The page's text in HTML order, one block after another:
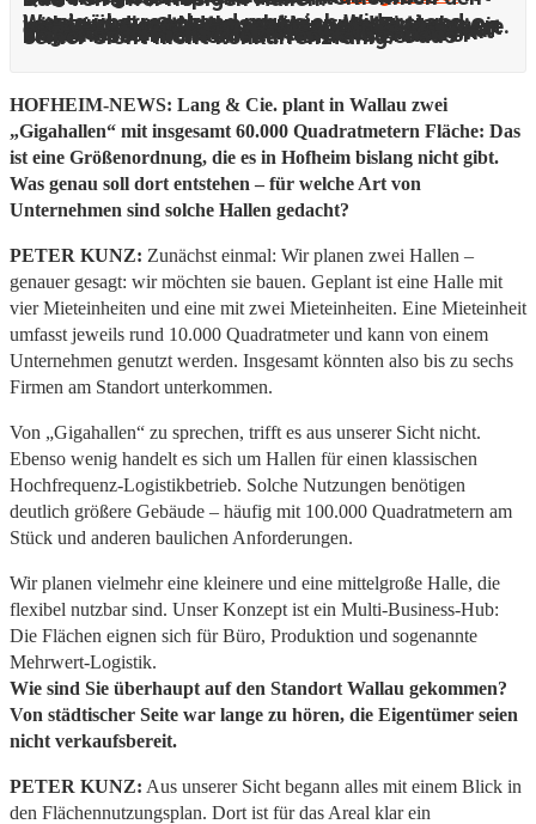
Wenig überraschend regt sich Widerstand: Landwirte und Naturschützer protestieren, während die Stadtkasse dringend Einnahmen benötigt. Peter Kunz, Vorstand bei Lang & Cie. und Entwickler des Projekts, äußert sich jetzt erstmals ausführlich in einem Interview zu seinen Plänen – und auch zu den Hürden, auf die er in Hofheim gestoßen ist. In ungewohnt deutlichen Worten kritisiert er die Arbeit im Rathaus: Unternehmen würden dort nicht angemessen behandelt – so etwas habe er bisher noch nicht erlebt. Hofheim sei aus seiner Sicht nicht konkurrenzfähig.
HOFHEIM-NEWS: Lang & Cie. plant in Wallau zwei
„Gigahallen“ mit insgesamt 60.000 Quadratmetern Fläche: Das
ist eine Größenordnung, die es in Hofheim bislang nicht gibt.
Was genau soll dort entstehen – für welche Art von
Unternehmen sind solche Hallen gedacht?
PETER KUNZ: Zunächst einmal: Wir planen zwei Hallen –
genauer gesagt: wir möchten sie bauen. Geplant ist eine Halle mit
vier Mieteinheiten und eine mit zwei Mieteinheiten. Eine Mieteinheit
umfasst jeweils rund 10.000 Quadratmeter und kann von einem
Unternehmen genutzt werden. Insgesamt könnten also bis zu sechs
Firmen am Standort unterkommen.
Von „Gigahallen“ zu sprechen, trifft es aus unserer Sicht nicht.
Ebenso wenig handelt es sich um Hallen für einen klassischen
Hochfrequenz-Logistikbetrieb. Solche Nutzungen benötigen
deutlich größere Gebäude – häufig mit 100.000 Quadratmetern am
Stück und anderen baulichen Anforderungen.
Wir planen vielmehr eine kleinere und eine mittelgroße Halle, die
flexibel nutzbar sind. Unser Konzept ist ein Multi-Business-Hub:
Die Flächen eignen sich für Büro, Produktion und sogenannte
Mehrwert-Logistik.
Wie sind Sie überhaupt auf den Standort Wallau gekommen?
Von städtischer Seite war lange zu hören, die Eigentümer seien
nicht verkaufsbereit.
PETER KUNZ: Aus unserer Sicht begann alles mit einem Blick in
den Flächennutzungsplan. Dort ist für das Areal klar ein